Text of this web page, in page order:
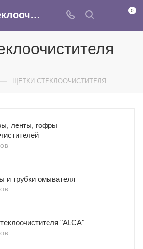
Щетки стеклоочистителя- купить оптом в Москве в интернет-магазине Armina 0
— ЩЕТКИ СТЕКЛООЧИСТИТЕЛЯ
ленты, гофры
и трубки омывателя
"ALCA"